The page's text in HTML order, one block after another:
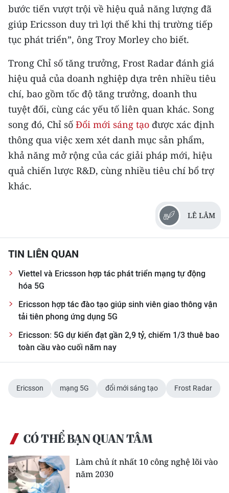
bước tiến vượt trội về hiệu quả năng lượng đã
giúp Ericsson duy trì lợi thế khi thị trường tiếp
tục phát triển”, ông Troy Morley cho biết.​
Trong Chỉ số tăng trưởng, Frost Radar đánh giá
hiệu quả của doanh nghiệp dựa trên nhiều tiêu
chí, bao gồm tốc độ tăng trưởng, doanh thu
tuyệt đối, cùng các yếu tố liên quan khác. Song
song đó, Chỉ số Đổi mới sáng tạo được xác định
thông qua việc xem xét danh mục sản phẩm,
khả năng mở rộng của các giải pháp mới, hiệu
quả chiến lược R&D, cùng nhiều tiêu chí bổ trợ
khác.
LÊ LÂM
TIN LIÊN QUAN
Viettel và Ericsson hợp tác phát triển mạng tự động
hóa 5G
Ericsson hợp tác đào tạo giúp sinh viên giao thông vận
tải tiên phong ứng dụng 5G
Ericsson: 5G dự kiến đạt gần 2,9 tỷ, chiếm 1/3 thuê bao
toàn cầu vào cuối năm nay
Ericsson mạng 5G đổi mới sáng tạo Frost Radar
CÓ THỂ BẠN QUAN TÂM
Làm chủ ít nhất 10 công nghệ lõi vào
năm 2030